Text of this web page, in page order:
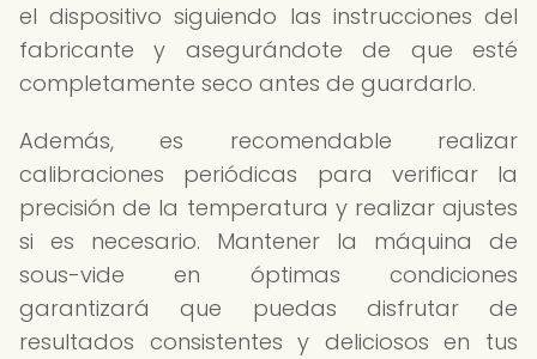
el dispositivo siguiendo las instrucciones del
fabricante y asegurándote de que esté
completamente seco antes de guardarlo.
Además, es recomendable realizar
calibraciones periódicas para verificar la
precisión de la temperatura y realizar ajustes
si es necesario. Mantener la máquina de
sous-vide en óptimas condiciones
garantizará que puedas disfrutar de
resultados consistentes y deliciosos en tus